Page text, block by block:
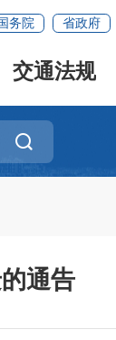
务院 省政府
交通法规
通告